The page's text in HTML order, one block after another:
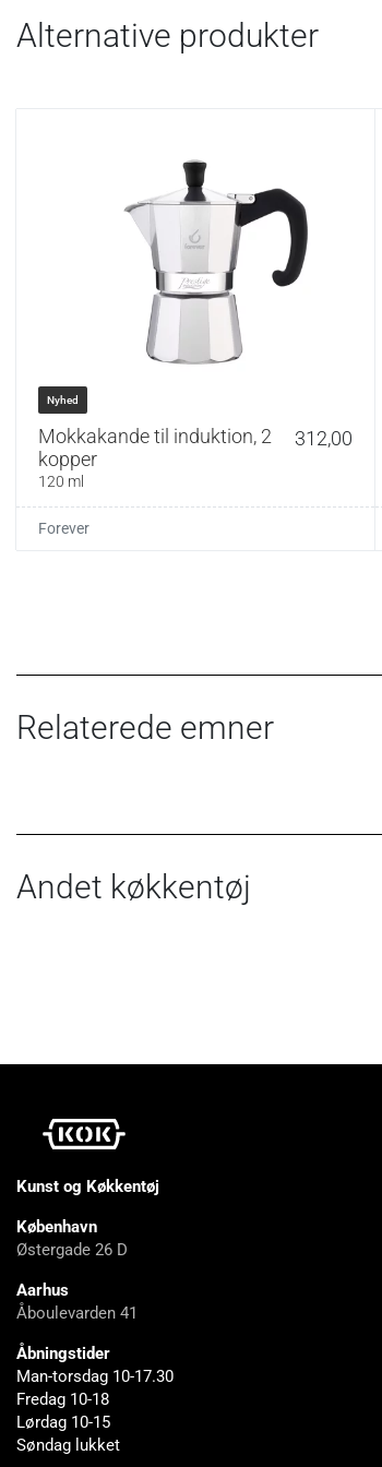
Alternative produkter
Nyhed
Mokkakande til induktion, 2
kopper
120 ml
312,00
Forever
Relaterede emner
Andet køkkentøj
Kunst og Køkkentøj
København
Østergade 26 D
Aarhus
Åboulevarden 41
Åbningstider
Man-torsdag 10-17.30
Fredag 10-18
Lørdag 10-15
Søndag lukket